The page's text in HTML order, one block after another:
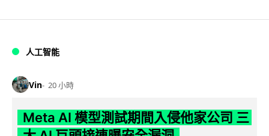
人工智能
Vin 20 小時
Meta AI 模型測試期間入侵他家公司 三